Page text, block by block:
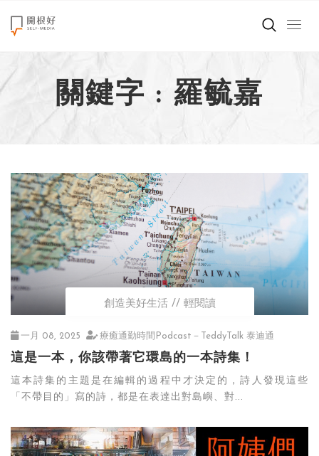
來點正能量
世界在想什麼
創造美好生活
職場商業經濟
影片專區
關於我們
關鍵字 : 羅毓嘉
創造美好生活 輕閱讀
一月 08, 2025 療癒通勤時間Podcast－TeddyTalk 泰迪通
這是一本，你該帶著它環島的一本詩集！
這本詩集的主題是在編輯的過程中才決定的，詩人發現這些
「不帶目的」寫的詩，都是在表達出對島嶼、對...